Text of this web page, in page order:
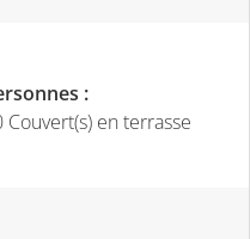
:
Couvert(s) en terrasse